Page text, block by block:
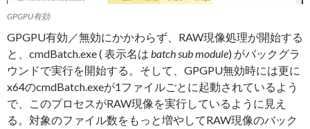
GPGPU有効
GPGPU有効／無効にかかわらず、RAW現像処理が開始する
と、cmdBatch.exe ( 表示名は batch sub module) がバックグラ
ウンドで実行を開始する。そして、GPGPU無効時には更に
x64のcmdBatch.exeが1ファイルごとに起動されているよう
で、このプロセスがRAW現像を実行しているように見え
る。対象のファイル数をもっと増やしてRAW現像のバック